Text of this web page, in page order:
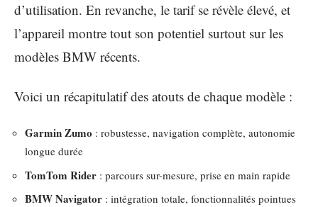
d’utilisation. En revanche, le tarif se révèle élevé, et
l’appareil montre tout son potentiel surtout sur les
modèles BMW récents.
Voici un récapitulatif des atouts de chaque modèle :
Garmin Zumo : robustesse, navigation complète, autonomie
longue durée
TomTom Rider : parcours sur-mesure, prise en main rapide
BMW Navigator : intégration totale, fonctionnalités pointues